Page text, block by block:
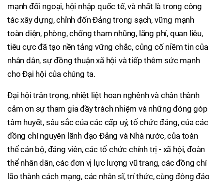
mạnh đối ngoại, hội nhập quốc tế, và nhất là trong công
tác xây dựng, chỉnh đốn Đảng trong sạch, vững mạnh
toàn diện, phòng, chống tham nhũng, lãng phí, quan liêu,
tiêu cực đã tạo nền tảng vững chắc, củng cố niềm tin của
nhân dân, sự đồng thuận xã hội và tiếp thêm sức mạnh
cho Đại hội của chúng ta.
Đại hội trân trọng, nhiệt liệt hoan nghênh và chân thành
cảm ơn sự tham gia đầy trách nhiệm và những đóng góp
tâm huyết, sâu sắc của các cấp uỷ, tổ chức đảng, của các
đồng chí nguyên lãnh đạo Đảng và Nhà nước, của toàn
thể cán bộ, đảng viên, các tổ chức chính trị - xã hội, đoàn
thể nhân dân, các đơn vị lực lượng vũ trang, các đồng chí
lão thành cách mạng, các nhân sĩ, trí thức, cùng đông đảo